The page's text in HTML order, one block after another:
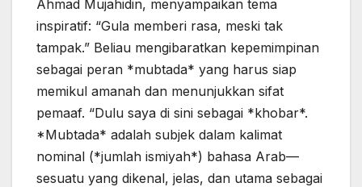
Ahmad Mujahidin, menyampaikan tema
inspiratif: “Gula memberi rasa, meski tak
tampak.” Beliau mengibaratkan kepemimpinan
sebagai peran *mubtada* yang harus siap
memikul amanah dan menunjukkan sifat
pemaaf. “Dulu saya di sini sebagai *khobar*.
*Mubtada* adalah subjek dalam kalimat
nominal (*jumlah ismiyah*) bahasa Arab—
sesuatu yang dikenal, jelas, dan utama sebagai